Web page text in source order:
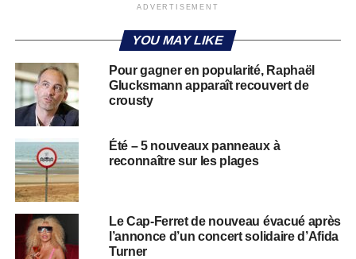
ADVERTISEMENT
YOU MAY LIKE
Pour gagner en popularité, Raphaël
Glucksmann apparaît recouvert de
crousty
Été – 5 nouveaux panneaux à
reconnaître sur les plages
Le Cap-Ferret de nouveau évacué après
l’annonce d’un concert solidaire d’Afida
Turner